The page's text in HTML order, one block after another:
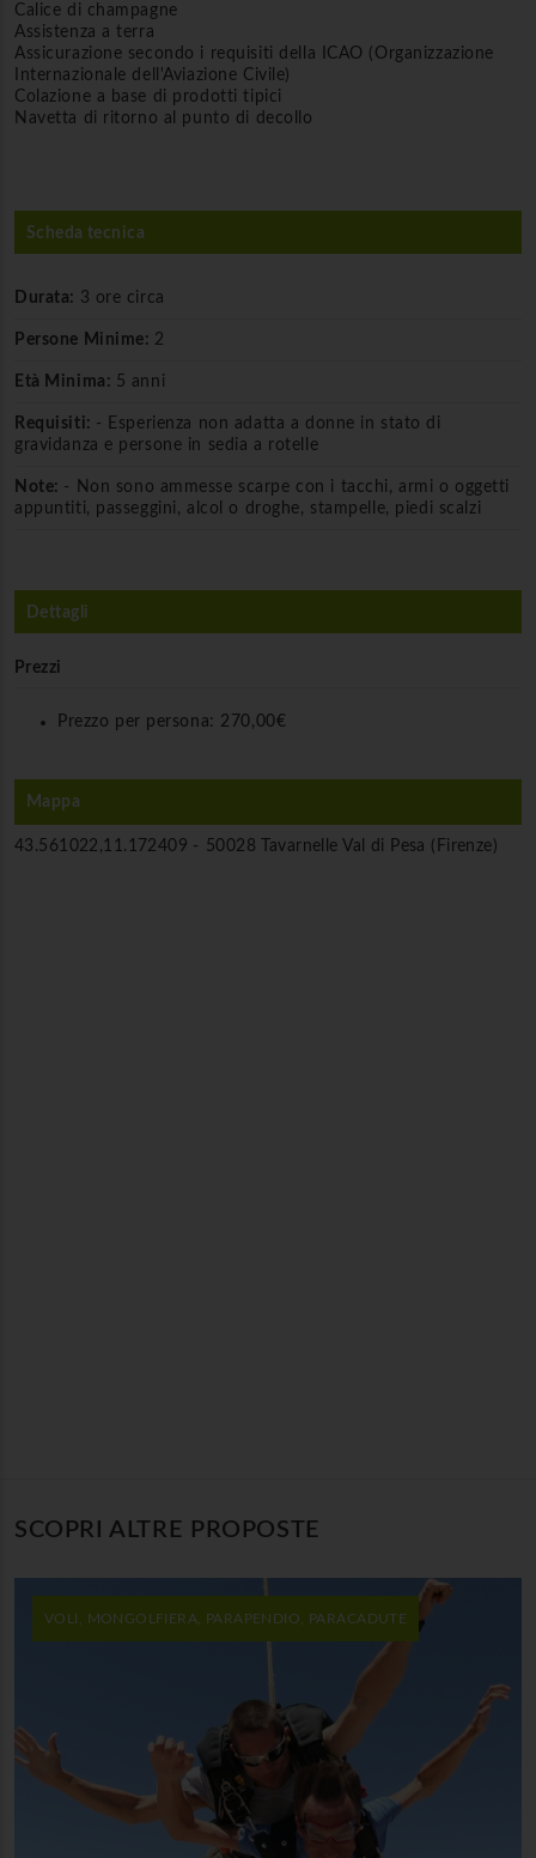
Calice di champagne
Assistenza a terra
Assicurazione secondo i requisiti della ICAO (Organizzazione
Internazionale dell'Aviazione Civile)
Colazione a base di prodotti tipici
Navetta di ritorno al punto di decollo
Scheda tecnica
Durata: 3 ore circa
Persone Minime: 2
Età Minima: 5 anni
Requisiti: - Esperienza non adatta a donne in stato di
gravidanza e persone in sedia a rotelle
Note: - Non sono ammesse scarpe con i tacchi, armi o oggetti
appuntiti, passeggini, alcol o droghe, stampelle, piedi scalzi
Dettagli
Prezzi
Prezzo per persona: 270,00€
Mappa
43.561022,11.172409 - 50028 Tavarnelle Val di Pesa (Firenze)
SCOPRI ALTRE PROPOSTE
VOLI, MONGOLFIERA, PARAPENDIO, PARACADUTE